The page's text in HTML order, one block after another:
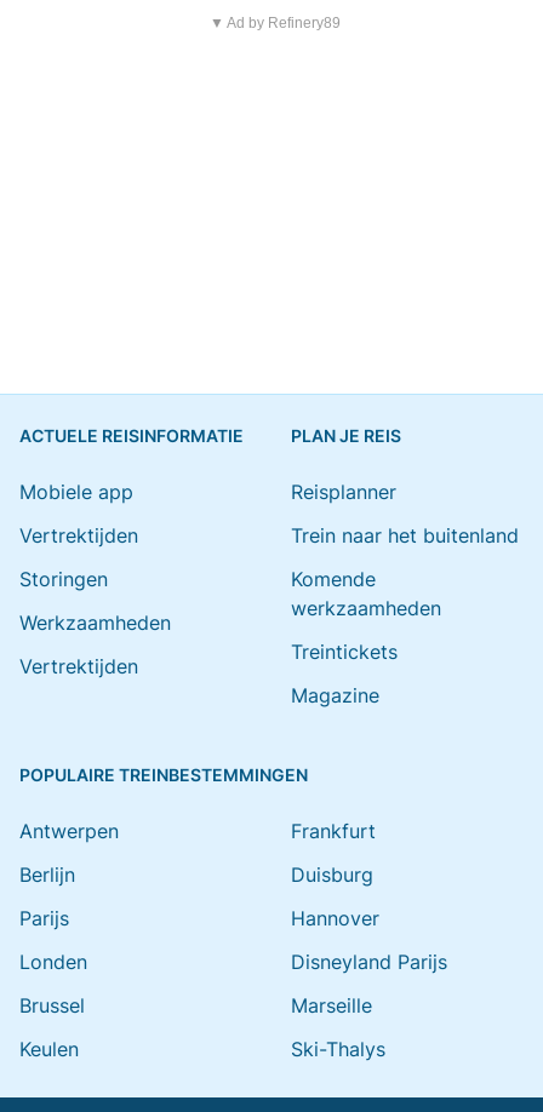
▼ Ad by Refinery89
ACTUELE REISINFORMATIE
Mobiele app
Vertrektijden
Storingen
Werkzaamheden
Vertrektijden
PLAN JE REIS
Reisplanner
Trein naar het buitenland
Komende
werkzaamheden
Treintickets
Magazine
POPULAIRE TREINBESTEMMINGEN
Antwerpen
Berlijn
Parijs
Londen
Brussel
Keulen
Frankfurt
Duisburg
Hannover
Disneyland Parijs
Marseille
Ski-Thalys